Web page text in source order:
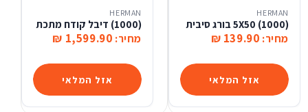
אזל המלאי
HERMAN
(1000) 5X50 בורג סיבית
מחיר: 139.90 ₪
אזל המלאי
HERMAN
(1000) דיבל קודח מתכת
מחיר: 1,599.90 ₪